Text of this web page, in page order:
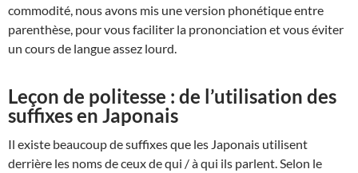
commodité, nous avons mis une version phonétique entre
parenthèse, pour vous faciliter la prononciation et vous éviter
un cours de langue assez lourd.
Leçon de politesse : de l’utilisation des
suffixes en Japonais
Il existe beaucoup de suffixes que les Japonais utilisent
derrière les noms de ceux de qui / à qui ils parlent. Selon le